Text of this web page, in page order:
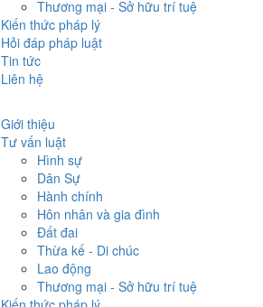
Thương mại - Sở hữu trí tuệ
Kiến thức pháp lý
Hỏi đáp pháp luật
Tin tức
Liên hệ
Giới thiệu
Tư vấn luật
Hình sự
Dân Sự
Hành chính
Hôn nhân và gia đình
Đất đai
Thừa kế - Di chúc
Lao động
Thương mại - Sở hữu trí tuệ